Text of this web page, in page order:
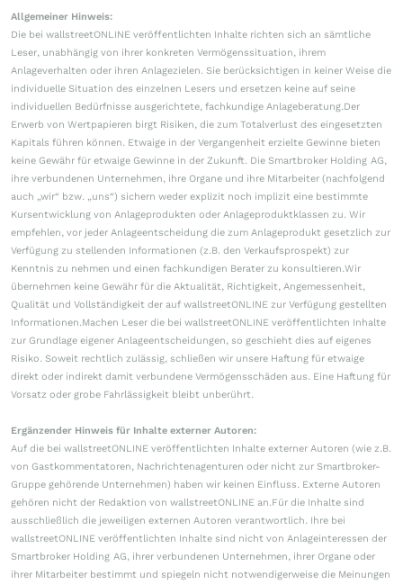
Allgemeiner Hinweis:
Die bei wallstreetONLINE veröffentlichten Inhalte richten sich an sämtliche
Leser, unabhängig von ihrer konkreten Vermögenssituation, ihrem
Anlageverhalten oder ihren Anlagezielen. Sie berücksichtigen in keiner Weise die
individuelle Situation des einzelnen Lesers und ersetzen keine auf seine
individuellen Bedürfnisse ausgerichtete, fachkundige Anlageberatung.Der
Erwerb von Wertpapieren birgt Risiken, die zum Totalverlust des eingesetzten
Kapitals führen können. Etwaige in der Vergangenheit erzielte Gewinne bieten
keine Gewähr für etwaige Gewinne in der Zukunft. Die Smartbroker Holding AG,
ihre verbundenen Unternehmen, ihre Organe und ihre Mitarbeiter (nachfolgend
auch „wir“ bzw. „uns“) sichern weder explizit noch implizit eine bestimmte
Kursentwicklung von Anlageprodukten oder Anlageproduktklassen zu. Wir
empfehlen, vor jeder Anlageentscheidung die zum Anlageprodukt gesetzlich zur
Verfügung zu stellenden Informationen (z.B. den Verkaufsprospekt) zur
Kenntnis zu nehmen und einen fachkundigen Berater zu konsultieren.Wir
übernehmen keine Gewähr für die Aktualität, Richtigkeit, Angemessenheit,
Qualität und Vollständigkeit der auf wallstreetONLINE zur Verfügung gestellten
Informationen.Machen Leser die bei wallstreetONLINE veröffentlichten Inhalte
zur Grundlage eigener Anlageentscheidungen, so geschieht dies auf eigenes
Risiko. Soweit rechtlich zulässig, schließen wir unsere Haftung für etwaige
direkt oder indirekt damit verbundene Vermögensschäden aus. Eine Haftung für
Vorsatz oder grobe Fahrlässigkeit bleibt unberührt.
Ergänzender Hinweis für Inhalte externer Autoren:
Auf die bei wallstreetONLINE veröffentlichten Inhalte externer Autoren (wie z.B.
von Gastkommentatoren, Nachrichtenagenturen oder nicht zur Smartbroker-
Gruppe gehörende Unternehmen) haben wir keinen Einfluss. Externe Autoren
gehören nicht der Redaktion von wallstreetONLINE an.Für die Inhalte sind
ausschließlich die jeweiligen externen Autoren verantwortlich. Ihre bei
wallstreetONLINE veröffentlichten Inhalte sind nicht von Anlageinteressen der
Smartbroker Holding AG, ihrer verbundenen Unternehmen, ihrer Organe oder
ihrer Mitarbeiter bestimmt und spiegeln nicht notwendigerweise die Meinungen